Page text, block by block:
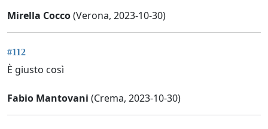
Mirella Cocco(Verona, 2023-10-30)
#112
È giusto così
Fabio Mantovani (Crema, 2023-10-30)